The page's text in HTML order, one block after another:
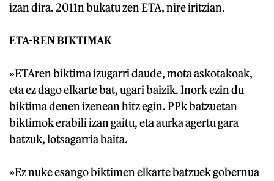
izan dira. 2011n bukatu zen ETA, nire iritzian.
ETA-REN BIKTIMAK
»ETAren biktima izugarri daude, mota askotakoak,
eta ez dago elkarte bat, ugari baizik. Inork ezin du
biktima denen izenean hitz egin. PPk batzuetan
biktimok erabili izan gaitu, eta aurka agertu gara
batzuk, lotsagarria baita.
»Ez nuke esango biktimen elkarte batzuek gobernua